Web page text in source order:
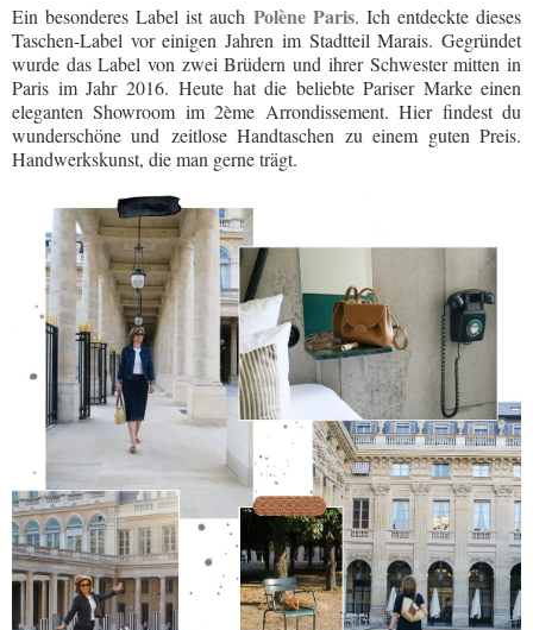
Ein besonderes Label ist auch Polène Paris. Ich entdeckte dieses
Taschen-Label vor einigen Jahren im Stadtteil Marais. Gegründet
wurde das Label von zwei Brüdern und ihrer Schwester mitten in
Paris im Jahr 2016. Heute hat die beliebte Pariser Marke einen
eleganten Showroom im 2ème Arrondissement. Hier findest du
wunderschöne und zeitlose Handtaschen zu einem guten Preis.
Handwerkskunst, die man gerne trägt.